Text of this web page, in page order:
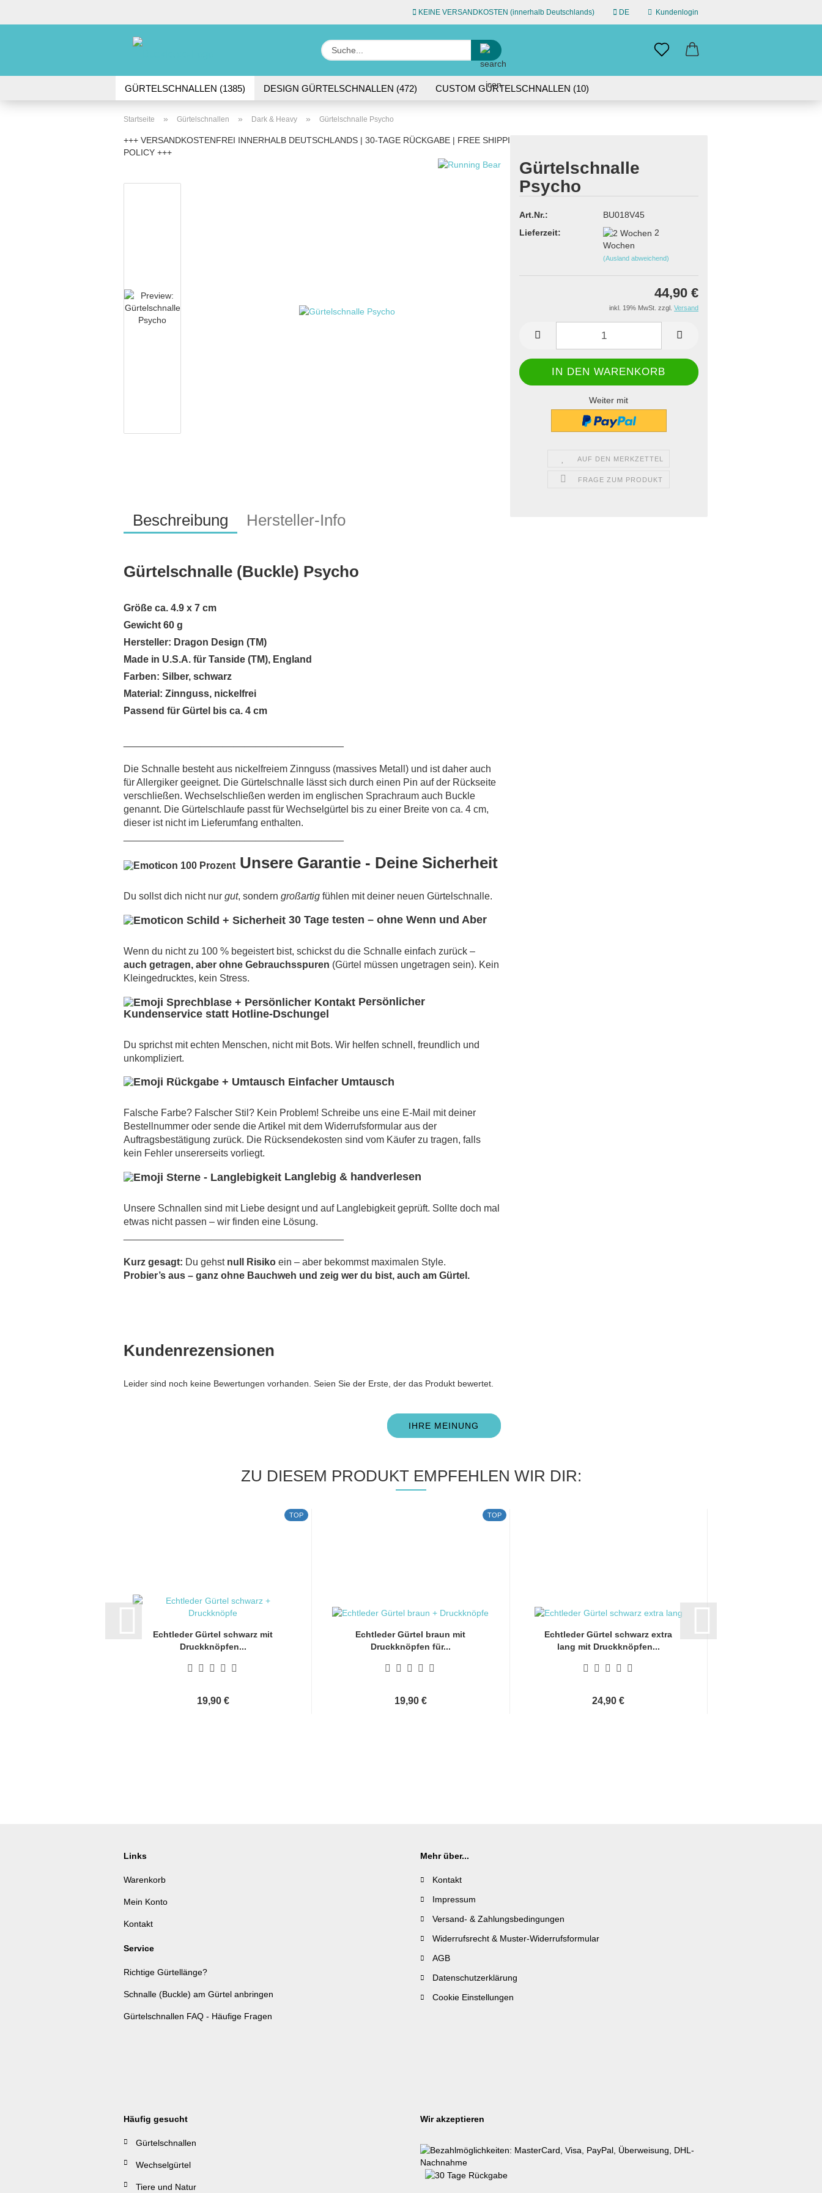
KEINE VERSANDKOSTEN (innerhalb Deutschlands) DE
Sprache auswählen
Kundenlogin
Konto erstellen
Suche...
GÜRTELSCHNALLEN (1385) DESIGN GÜRTELSCHNALLEN (472) CUSTOM GÜRTELSCHNALLEN (10)
Startseite » Gürtelschnallen » Dark & Heavy » Gürtelschnalle Psycho
+++ VERSANDKOSTENFREI INNERHALB DEUTSCHLANDS | 30-TAGE RÜCKGABE | FREE SHIPPING WITHIN GERMANY | 30-DAY RETURN
POLICY +++
Gürtelschnalle
Psycho
Art.Nr.:
BU018V45
Lieferzeit:
2
Wochen
(Ausland abweichend)
44,90 €
inkl. 19% MwSt. zzgl. Versand
Weiter mit
AUF DEN MERKZETTEL
FRAGE ZUM PRODUKT
Beschreibung Hersteller-Info
Gürtelschnalle (Buckle) Psycho
Größe ca. 4.9 x 7 cm
Gewicht 60 g
Hersteller: Dragon Design (TM)
Made in U.S.A. für Tanside (TM), England
Farben: Silber, schwarz
Material: Zinnguss, nickelfrei
Passend für Gürtel bis ca. 4 cm
Die Schnalle besteht aus nickelfreiem Zinnguss (massives Metall) und ist daher auch
für Allergiker geeignet. Die Gürtelschnalle lässt sich durch einen Pin auf der Rückseite
verschließen. Wechselschließen werden im englischen Sprachraum auch Buckle
genannt. Die Gürtelschlaufe passt für Wechselgürtel bis zu einer Breite von ca. 4 cm,
dieser ist nicht im Lieferumfang enthalten.
Unsere Garantie - Deine Sicherheit
Du sollst dich nicht nur gut, sondern großartig fühlen mit deiner neuen Gürtelschnalle.
30 Tage testen – ohne Wenn und Aber
Wenn du nicht zu 100 % begeistert bist, schickst du die Schnalle einfach zurück –
auch getragen, aber ohne Gebrauchsspuren (Gürtel müssen ungetragen sein). Kein
Kleingedrucktes, kein Stress.
Persönlicher
Kundenservice statt Hotline-Dschungel
Du sprichst mit echten Menschen, nicht mit Bots. Wir helfen schnell, freundlich und
unkompliziert.
Einfacher Umtausch
Falsche Farbe? Falscher Stil? Kein Problem! Schreibe uns eine E-Mail mit deiner
Bestellnummer oder sende die Artikel mit dem Widerrufsformular aus der
Auftragsbestätigung zurück. Die Rücksendekosten sind vom Käufer zu tragen, falls
kein Fehler unsererseits vorliegt.
Langlebig & handverlesen
Unsere Schnallen sind mit Liebe designt und auf Langlebigkeit geprüft. Sollte doch mal
etwas nicht passen – wir finden eine Lösung.
Kurz gesagt: Du gehst null Risiko ein – aber bekommst maximalen Style.
Probier’s aus – ganz ohne Bauchweh und zeig wer du bist, auch am Gürtel.
Kundenrezensionen
Leider sind noch keine Bewertungen vorhanden. Seien Sie der Erste, der das Produkt bewertet.
IHRE MEINUNG
ZU DIESEM PRODUKT EMPFEHLEN WIR DIR:
TOP
Echtleder Gürtel schwarz mit
Druckknöpfen...
19,90 €
TOP
Echtleder Gürtel braun mit
Druckknöpfen für...
19,90 €
Echtleder Gürtel schwarz extra
lang mit Druckknöpfen...
24,90 €
Links
Warenkorb
Mein Konto
Kontakt
Service
Richtige Gürtellänge?
Schnalle (Buckle) am Gürtel anbringen
Gürtelschnallen FAQ - Häufige Fragen
Mehr über...
Kontakt
Impressum
Versand- & Zahlungsbedingungen
Widerrufsrecht & Muster-Widerrufsformular
AGB
Datenschutzerklärung
Cookie Einstellungen
Häufig gesucht
Gürtelschnallen
Wechselgürtel
Tiere und Natur
Wir akzeptieren